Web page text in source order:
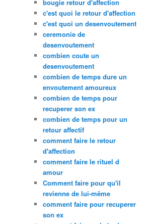
bougie retour d'affection
c'est quoi le retour d'affection
c'est quoi un desenvoutement
ceremonie de
desenvoutement
combien coute un
desenvoutement
combien de temps dure un
envoutement amoureux
combien de temps pour
recuperer son ex
combien de temps pour un
retour affectif
comment faire le retour
d'affection
comment faire le rituel d
amour
Comment faire pour qu'il
revienne de lui-même
comment faire pour recuperer
son ex